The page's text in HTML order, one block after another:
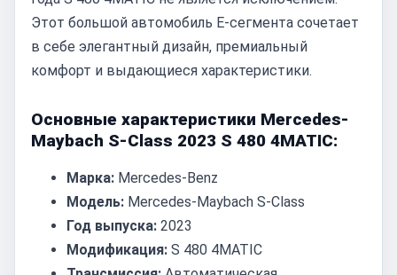
Этот большой автомобиль E-сегмента сочетает
в себе элегантный дизайн, премиальный
комфорт и выдающиеся характеристики.
Основные характеристики Mercedes-
Maybach S-Class 2023 S 480 4MATIC:
Марка: Mercedes-Benz
Модель: Mercedes-Maybach S-Class
Год выпуска: 2023
Модификация: S 480 4MATIC